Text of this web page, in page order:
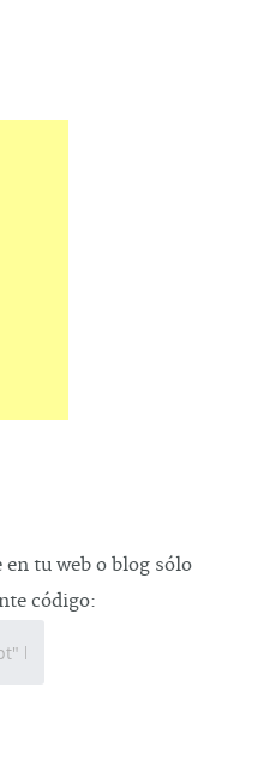
tu web o blog sólo
código: